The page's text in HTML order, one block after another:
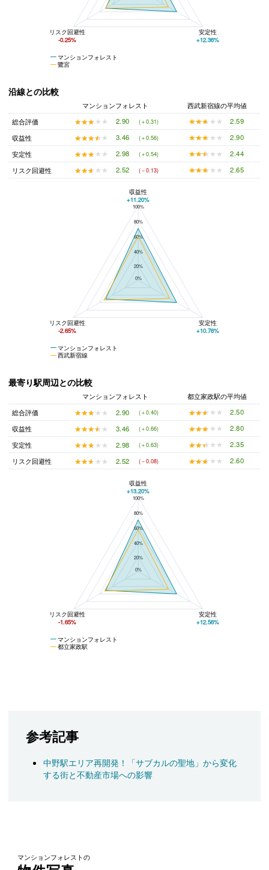
マンションフォレスト
鷺宮
リスク回避性
-0.25%
安定性
+12.36%
沿線との比較
マンションフォレスト
西武新宿線の平均値
総合評価
★★★★★
★★★★★ 2.90 (＋0.31) ★★★★★
★★★★★
2.59
収益性
★★★★★
★★★★★ 3.46 (＋0.56) ★★★★★
★★★★★
2.90
安定性
★★★★★
★★★★★ 2.98 (＋0.54) ★★★★★
★★★★★
2.44
リスク回避性
★★★★★
★★★★★ 2.52 (－0.13) ★★★★★
★★★★★ 2.65
マンションフォレストと西武新宿線の平均値の総合評価の比較
100%
80%
60%
40%
20%
0%
マンションフォレスト
西武新宿線
収益性
+11.20%
リスク回避性
-2.65%
安定性
+10.76%
最寄り駅周辺との比較
マンションフォレスト
都立家政駅の平均値
総合評価
★★★★★
★★★★★ 2.90 (＋0.40) ★★★★★
★★★★★
2.50
収益性
★★★★★
★★★★★ 3.46 (＋0.66) ★★★★★
★★★★★
2.80
安定性
★★★★★
★★★★★ 2.98 (＋0.63) ★★★★★
★★★★★
2.35
リスク回避性
★★★★★
★★★★★ 2.52 (－0.08) ★★★★★
★★★★★ 2.60
マンションフォレストと都立家政駅の平均値の総合評価の比較
100%
80%
60%
40%
20%
0%
マンションフォレスト
都立家政駅
収益性
+13.20%
リスク回避性
-1.65%
安定性
+12.56%
参考記事
中野駅エリア再開発！「サブカルの聖地」から変化
する街と不動産市場への影響
マンションフォレストの